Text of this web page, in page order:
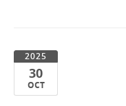
2025
30
OCT